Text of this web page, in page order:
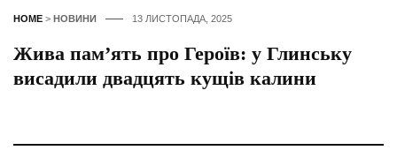
HOME > НОВИНИ 13 ЛИСТОПАДА, 2025
Жива пам’ять про Героїв: у Глинську
висадили двадцять кущів калини